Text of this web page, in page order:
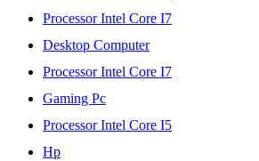
Processor Intel Core I7
Desktop Computer
Processor Intel Core I7
Gaming Pc
Processor Intel Core I5
Hp